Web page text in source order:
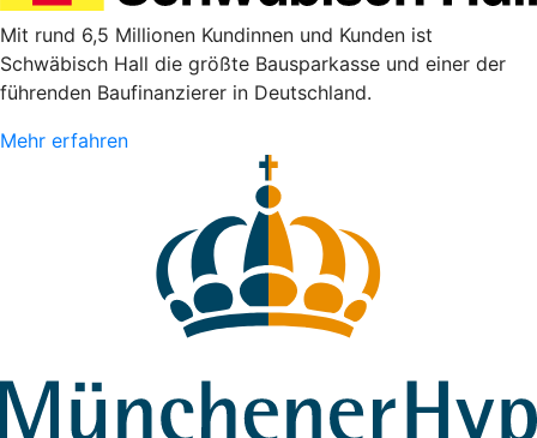
Mit rund 6,5 Millionen Kundinnen und Kunden ist
Schwäbisch Hall die größte Bausparkasse und einer der
führenden Baufinanzierer in Deutschland.
Mehr erfahren